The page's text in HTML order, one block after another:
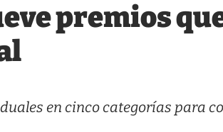
premios
en cinco categorías para